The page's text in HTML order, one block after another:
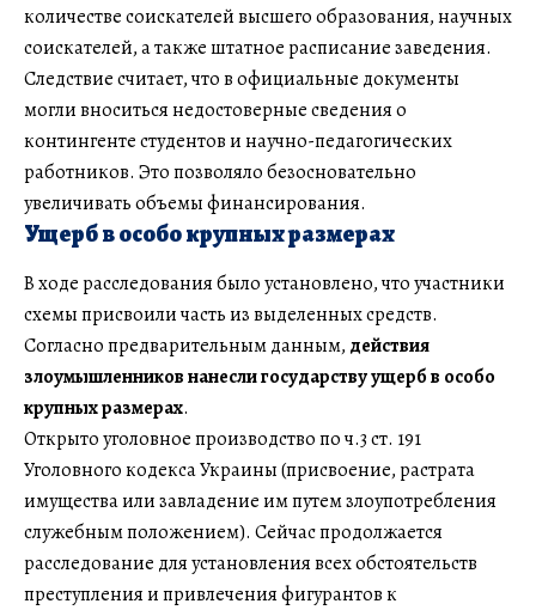
количестве соискателей высшего образования, научных
соискателей, а также штатное расписание заведения.
Следствие считает, что в официальные документы
могли вноситься недостоверные сведения о
контингенте студентов и научно-педагогических
работников. Это позволяло безосновательно
увеличивать объемы финансирования.
Ущерб в особо крупных размерах
В ходе расследования было установлено, что участники
схемы присвоили часть из выделенных средств.
Согласно предварительным данным, действия
злоумышленников нанесли государству ущерб в особо
крупных размерах.
Открыто уголовное производство по ч.3 ст. 191
Уголовного кодекса Украины (присвоение, растрата
имущества или завладение им путем злоупотребления
служебным положением). Сейчас продолжается
расследование для установления всех обстоятельств
преступления и привлечения фигурантов к